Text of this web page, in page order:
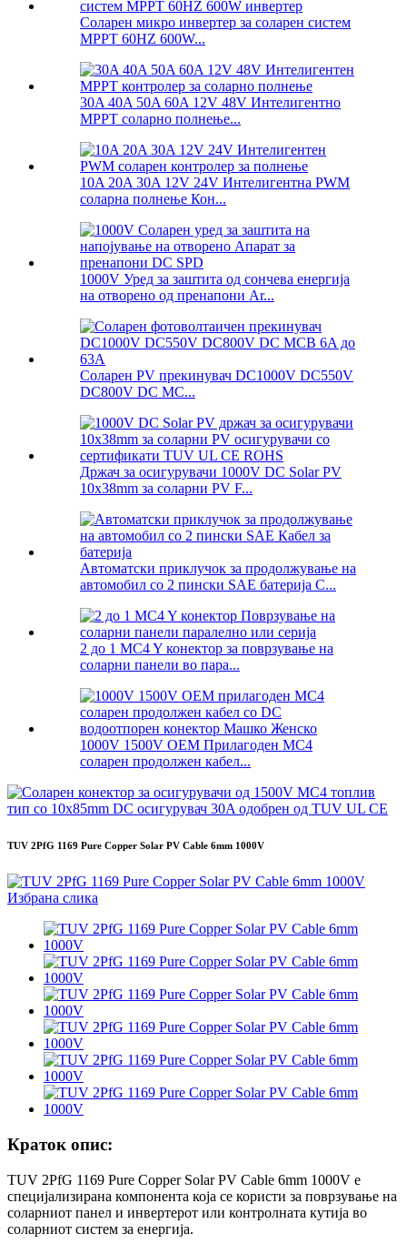
Соларен микро инвертер за соларен систем
MPPT 60HZ 600W...
30A 40A 50A 60A 12V 48V Интелигентно
MPPT соларно полнење...
10A 20A 30A 12V 24V Интелигентна PWM
соларна полнење Кон...
1000V Уред за заштита од сончева енергија
на отворено од пренапони Ar...
Соларен PV прекинувач DC1000V DC550V
DC800V DC MC...
Држач за осигурувачи 1000V DC Solar PV
10x38mm за соларни PV F...
Автоматски приклучок за продолжување на
автомобил со 2 пински SAE батерија C...
2 до 1 MC4 Y конектор за поврзување на
соларни панели во пара...
1000V 1500V OEM Прилагоден MC4
соларен продолжен кабел...
TUV 2PfG 1169 Pure Copper Solar PV Cable 6mm 1000V
Краток опис:
TUV 2PfG 1169 Pure Copper Solar PV Cable 6mm 1000V е
специјализирана компонента која се користи за поврзување на
соларниот панел и инвертерот или контролната кутија во
соларниот систем за енергија.